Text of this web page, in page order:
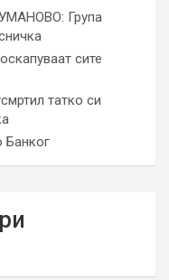
Група
сите
татко си
Банког